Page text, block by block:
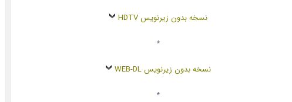
نسخه بدون زیرنویس HDTV
*
نسخه بدون زیرنویس WEB-DL
*